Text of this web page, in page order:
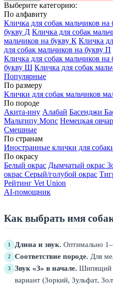
Выберите категорию:
По алфавиту
Кличка для собак мальчиков на
букву Д Кличка для собак
мальчиков на букву К Кличка
для собак мальчиков на букву П
Кличка для собак мальчиков на
букву Ш Кличка для собак
Популярные
По размеру
Клички для собак мальчиков
По породе
Акита-ину Алабай Басенджи
Мальтипу Мопс Немецкая
Смешные
По странам
Иностранные клички для
По окрасу
Белый окрас Дымчатый окрас
окрас Серый/голубой окрас
Рейтинг Vet Union
AI-помощник
Как выбрать имя
1 Длина и звук. Оптимально
2 Соответствие породе. Для
3 Звук «З» в начале. Шипящий
вариант (Зоркий, Зульфат,